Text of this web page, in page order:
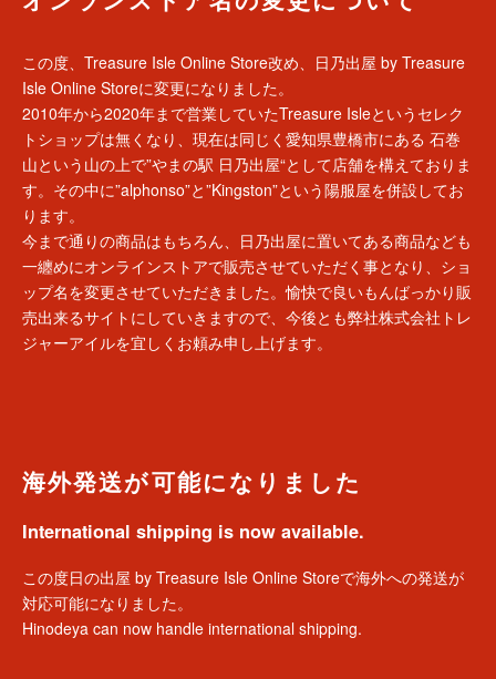
この度、Treasure Isle Online Store改め、日乃出屋 by Treasure
Isle Online Storeに変更になりました。
2010年から2020年まで営業していたTreasure Isleというセレク
トショップは無くなり、現在は同じく愛知県豊橋市にある 石巻
山という山の上で”やまの駅 日乃出屋“として店舗を構えておりま
す。その中に”alphonso”と”Kingston”という陽服屋を併設してお
ります。
今まで通りの商品はもちろん、日乃出屋に置いてある商品なども
一纏めにオンラインストアで販売させていただく事となり、ショ
ップ名を変更させていただきました。愉快で良いもんばっかり販
売出来るサイトにしていきますので、今後とも弊社株式会社トレ
ジャーアイルを宜しくお頼み申し上げます。
海外発送が可能になりました
International shipping is now available.
この度日の出屋 by Treasure Isle Online Storeで海外への発送が
対応可能になりました。
Hinodeya can now handle international shipping.